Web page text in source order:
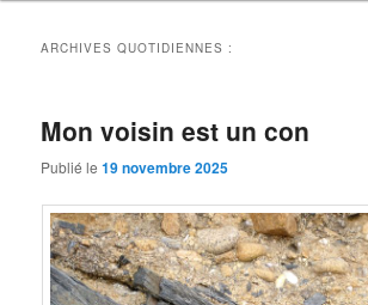
ARCHIVES QUOTIDIENNES :
Mon voisin est un con
Publié le19 novembre 2025